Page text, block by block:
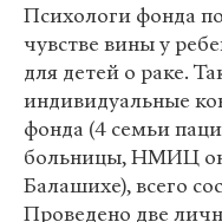
Психологи фонда
чувстве вины у
для детей о раке.
индивидуальные
фонда (4 семьи
больницы, НМИЦ
Балашихе), всего
Проведено две